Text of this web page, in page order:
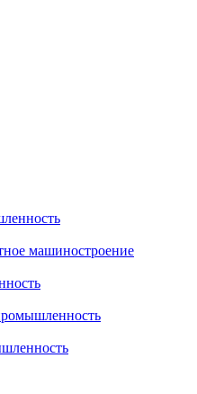
машиностроение